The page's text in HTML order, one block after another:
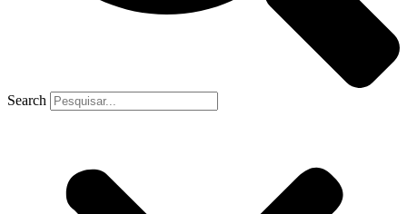
Search